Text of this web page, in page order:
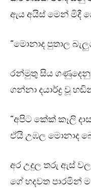
ඇය අයිස් මෙන් මිදී
“මොනාද පුතාල
රන්මුතු සිය
ගන්නා දයාර්ද්‍ර වූ
“අපිට කේක් කෑලි
ඒයි උඹල මොනාද
අර උදුල තරු ඇස්
ගේ හදවත පාරමින්